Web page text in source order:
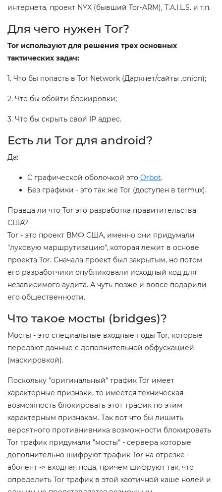
интернета, проект NYX (бывший Tor-ARM), T.A.I.L.S. и т.п.
Для чего нужен Tor?
Tor используют для решения трех основных
тактических задач:
1. Что бы попасть в Tor Network (Даркнет/сайты .onion);
2. Что бы обойти блокировки;
3. Что бы скрыть свой IP адрес.
Есть ли Tor для android?
Да:
С графической оболочкой это Orbot.
Без графики - это так же Tor (доступен в termux).
Правда ли что Tor это разработка правитительства
США?
Tor - это проект ВМФ США, именно они придумали
"луковую маршрутизацию", которая лежит в основе
проекта Tor. Сначала проект был закрытым, но потом
его разработчики опубликовали исходный код для
независимого аудита. А чуть позже и вовсе подарили
его общественности.
Что такое мосты (bridges)?
Мосты - это специальные входные ноды Tor, которые
передают данные с дополнительной обфускацией
(маскировкой).
Поскольку "оригинальный" трафик Tor имеет
характерные признаки, то имеется техническая
возможность блокировать этот трафик по этим
характерным признакам. Так вот что бы лишить
вероятного противнивника возможности блокировать
Tor трафик придумали "мосты" - сервера которые
дополнительно шифруют трафик Tor на отрезке -
абонент -> входная нода, причем шифруют так, что
определить Tor трафик в этой хаотичной каше нолей и